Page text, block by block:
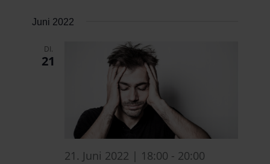
Juni 2022
DI.
21
21. Juni 2022 | 18:00 - 20:00